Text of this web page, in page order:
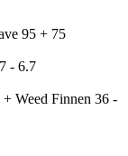
95 + 75
- 6.7
Weed Finnen 36 -